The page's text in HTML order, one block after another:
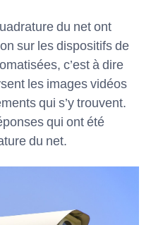
du net ont
sur les dispositifs de
c’est à dire
les images vidéos
qui s’y trouvent.
qui ont été
du net.